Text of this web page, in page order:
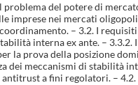
del potere di
imprese nei mercati
– 3.2. I
interna ex ante. –
la prova della posizione
dei meccanismi di stabilità
a fini regolatori. –